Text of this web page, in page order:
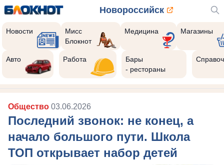
Новороссийск
Новости
Мисс
Блокнот
Медицина Магазины
Авто Работа
Бары
- рестораны
Общество 03.06.2026
Последний звонок: не конец, а
начало большого пути. Школа
ТОП открывает набор детей